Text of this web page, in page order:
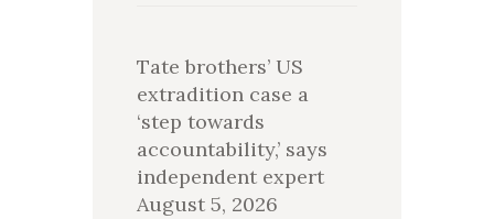
Tate brothers’ US
extradition case a
‘step towards
accountability,’ says
independent expert
August 5, 2026